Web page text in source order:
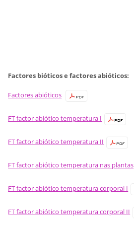
Factores bióticos e factores abióticos:
Factores abióticos
FT factor abiótico temperatura I
FT factor abiótico temperatura II
FT factor abiótico temperatura nas plantas
FT factor abiótico temperatura corporal I
FT factor abiótico temperatura corporal II